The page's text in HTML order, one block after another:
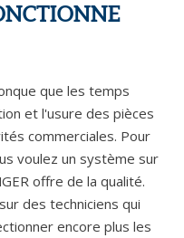
que les temps
et l'usure des pièces
commerciales. Pour
voulez un système sur
offre de la qualité.
des techniciens qui
encore plus les